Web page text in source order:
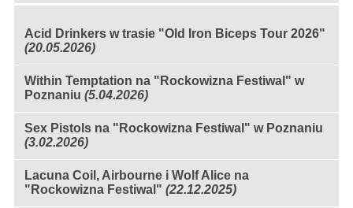
Acid Drinkers w trasie "Old Iron Biceps Tour 2026"
(20.05.2026)
Within Temptation na "Rockowizna Festiwal" w
Poznaniu (5.04.2026)
Sex Pistols na "Rockowizna Festiwal" w Poznaniu
(3.02.2026)
Lacuna Coil, Airbourne i Wolf Alice na
"Rockowizna Festiwal" (22.12.2025)